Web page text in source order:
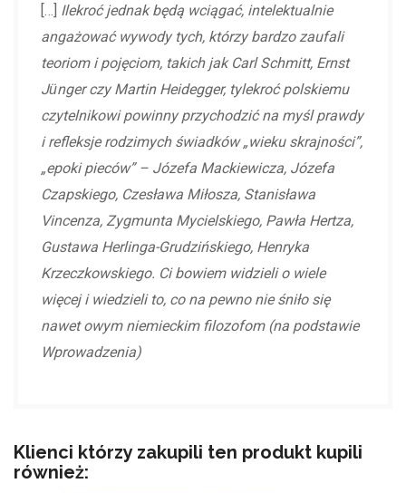
[…] Ilekroć jednak będą wciągać, intelektualnie
angażować wywody tych, którzy bardzo zaufali
teoriom i pojęciom, takich jak Carl Schmitt, Ernst
Jünger czy Martin Heidegger, tylekroć polskiemu
czytelnikowi powinny przychodzić na myśl prawdy
i refleksje rodzimych świadków „wieku skrajności”,
„epoki pieców” – Józefa Mackiewicza, Józefa
Czapskiego, Czesława Miłosza, Stanisława
Vincenza, Zygmunta Mycielskiego, Pawła Hertza,
Gustawa Herlinga-Grudzińskiego, Henryka
Krzeczkowskiego. Ci bowiem widzieli o wiele
więcej i wiedzieli to, co na pewno nie śniło się
nawet owym niemieckim filozofom (na podstawie
Wprowadzenia)
Klienci którzy zakupili ten produkt kupili
również: